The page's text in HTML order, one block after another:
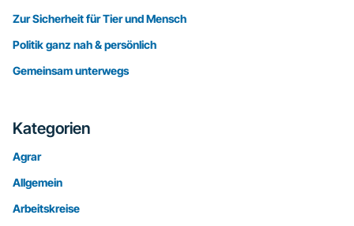
Zur Sicherheit für Tier und Mensch
Politik ganz nah & persönlich
Gemeinsam unterwegs
Kategorien
Agrar
Allgemein
Arbeitskreise